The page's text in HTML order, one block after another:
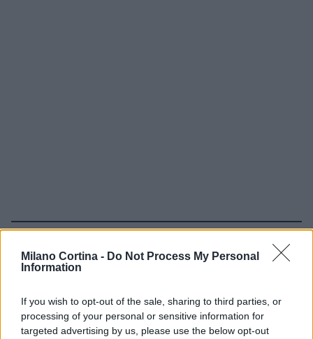
Milano Cortina - Do Not Process My Personal
Information
If you wish to opt-out of the sale, sharing to third parties, or
processing of your personal or sensitive information for
targeted advertising by us, please use the below opt-out
Continua a leggere